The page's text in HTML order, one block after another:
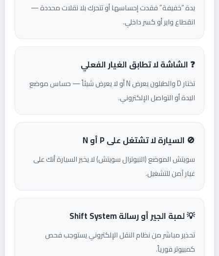
يدة “خفيفة” فقدت إحساسها أو تتحرك بلا نقلات محددة —
انقطاع واير أو كسر داخلي.
❓ الشاشة لا تطابق الغيار الفعلي
تختار D والطبلون يعرض N أو لا يعرض شيئاً — حساس موضع
اليدة أو التواصل الإلكتروني.
🚫 السيارة لا تشتغل على P أو N
سويتش الموضع (النيوترال سويتش) لا يخبر السيارة أنك على
غيار آمن للتشغيل.
💡 لمبة الجير أو رسالة Shift System
تحذير مباشر من نظام النقل الإلكتروني يستوجب فحص
كمبيوتر فورياً.